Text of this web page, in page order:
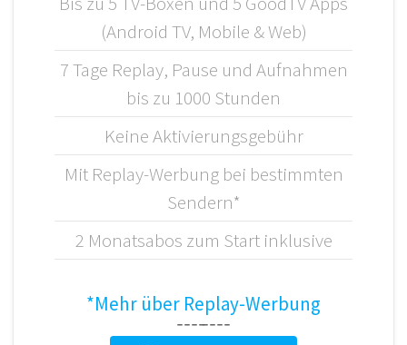
(Android TV, Mobile & Web)
7 Tage Replay, Pause und Aufnahmen
bis zu 1000 Stunden
Keine Aktivierungsgebühr
Mit Replay-Werbung bei bestimmten
Sendern*
2 Monatsabos zum Start inklusive
*Mehr über Replay-Werbung